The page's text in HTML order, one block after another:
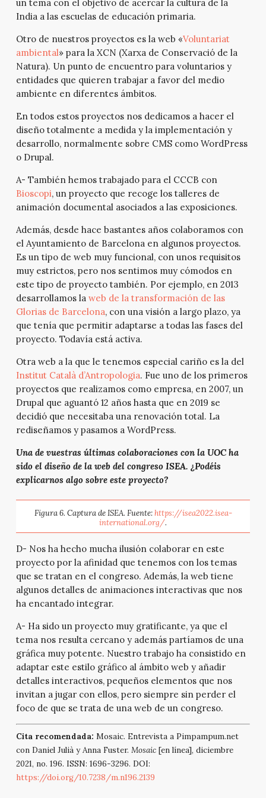
un tema con el objetivo de acercar la cultura de la
India a las escuelas de educación primaria.
Otro de nuestros proyectos es la web «Voluntariat
ambiental» para la XCN (Xarxa de Conservació de la
Natura). Un punto de encuentro para voluntarios y
entidades que quieren trabajar a favor del medio
ambiente en diferentes ámbitos.
En todos estos proyectos nos dedicamos a hacer el
diseño totalmente a medida y la implementación y
desarrollo, normalmente sobre CMS como WordPress
o Drupal.
A- También hemos trabajado para el CCCB con
Bioscopi, un proyecto que recoge los talleres de
animación documental asociados a las exposiciones.
Además, desde hace bastantes años colaboramos con
el Ayuntamiento de Barcelona en algunos proyectos.
Es un tipo de web muy funcional, con unos requisitos
muy estrictos, pero nos sentimos muy cómodos en
este tipo de proyecto también. Por ejemplo, en 2013
desarrollamos la web de la transformación de las
Glorias de Barcelona, con una visión a largo plazo, ya
que tenía que permitir adaptarse a todas las fases del
proyecto. Todavía está activa.
Otra web a la que le tenemos especial cariño es la del
Institut Català d’Antropologia. Fue uno de los primeros
proyectos que realizamos como empresa, en 2007, un
Drupal que aguantó 12 años hasta que en 2019 se
decidió que necesitaba una renovación total. La
rediseñamos y pasamos a WordPress.
Una de vuestras últimas colaboraciones con la UOC ha
sido el diseño de la web del congreso ISEA. ¿Podéis
explicarnos algo sobre este proyecto?
Figura 6. Captura de ISEA. Fuente:https://isea2022.isea-
international.org/.
D- Nos ha hecho mucha ilusión colaborar en este
proyecto por la afinidad que tenemos con los temas
que se tratan en el congreso. Además, la web tiene
algunos detalles de animaciones interactivas que nos
ha encantado integrar.
A- Ha sido un proyecto muy gratificante, ya que el
tema nos resulta cercano y además partíamos de una
gráfica muy potente. Nuestro trabajo ha consistido en
adaptar este estilo gráfico al ámbito web y añadir
detalles interactivos, pequeños elementos que nos
invitan a jugar con ellos, pero siempre sin perder el
foco de que se trata de una web de un congreso.
Cita recomendada: Mosaic. Entrevista a Pimpampum.net
con Daniel Julià y Anna Fuster. Mosaic[en línea], diciembre
2021, no. 196. ISSN: 1696-3296. DOI:
https://doi.org/10.7238/m.n196.2139